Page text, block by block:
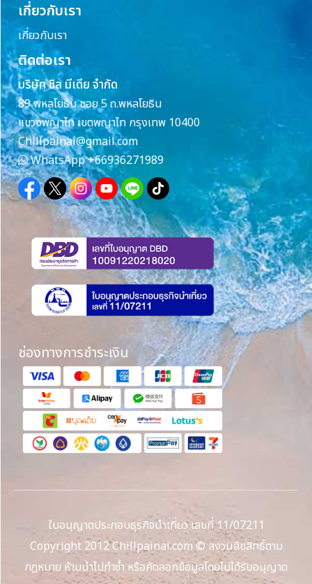
เกี่ยวกับเรา
เกี่ยวกับเรา
ติดต่อเรา
บริษัท ชิล มีเดีย จำกัด
89 พหลโยธิน ซอย 5 ถ.พหลโยธิน
แขวงพญาไท เขตพญาไท กรุงเทพ 10400
Chillpainai@gmail.com
WhatsApp+66936271989
ช่องทางการชำระเงิน
ใบอนุญาตประกอบธุรกิจนำเที่ยว เลขที่ 11/07211
Copyright 2012 Chillpainai.com © สงวนลิขสิทธิ์ตาม
กฎหมาย ห้ามนำไปทำซ้ำ หรือคัดลอกข้อมูลโดยไม่ได้รับอนุญาต